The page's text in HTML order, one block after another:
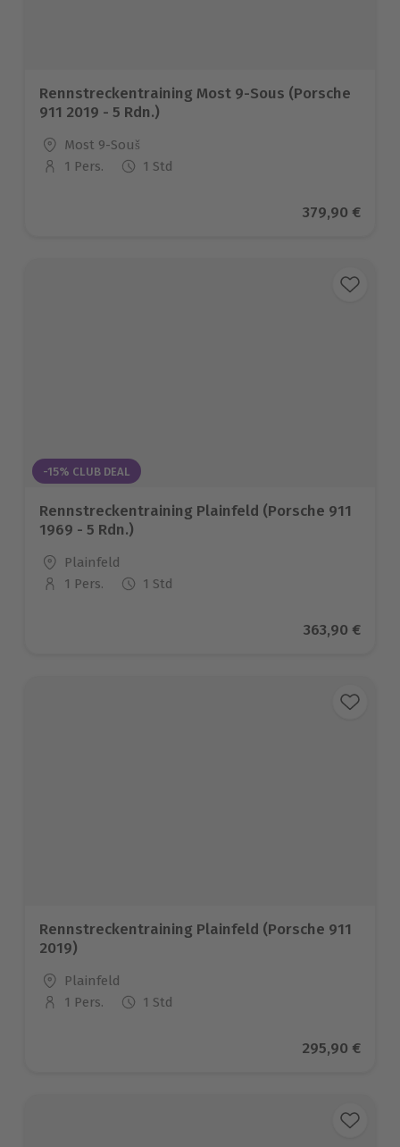
Rennstreckentraining Most 9-Sous (Porsche
911 2019 - 5 Rdn.)
Standort
Most 9-Souš
Anzahl der Teilnehmer
1 Pers. 1 Std
Aktueller
379,90 €
-15% CLUB DEAL
Rennstreckentraining Plainfeld (Porsche 911
1969 - 5 Rdn.)
Standort
Plainfeld
Anzahl der Teilnehmer
1 Pers. 1 Std
Aktueller
363,90 €
Rennstreckentraining Plainfeld (Porsche 911
2019)
Standort
Plainfeld
Anzahl der Teilnehmer
1 Pers. 1 Std
Aktueller
295,90 €